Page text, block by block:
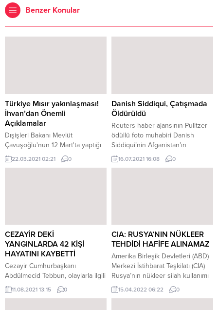
Benzer Konular
Türkiye Mısır yakınlaşması!
İhvan’dan Önemli
Açıklamalar
Dışişleri Bakanı Mevlüt
Çavuşoğlu'nun 12 Mart'ta yaptığı
"Mısır ile hem istihbarat
düzeyinde hem de dışişleri
Mubasher televizyonuna konuşan
Müslüman Kardeşler Teşkilatı
(İhvan) Rehberlik Konseyi Başkan
Vekili İbrahim Munir, konuyla ilgili
değerlendirmelerde bulundu.
TÜRKİYE DÜRÜST VE...
22.03.2021 02:21 0
Danish Siddiqui, Çatışmada
Öldürüldü
Reuters haber ajansının Pulitzer
ödüllü foto muhabiri Danish
Siddiqui’nin Afganistan’ın
Kandahar ilinde Taliban askerleri
ile güvenlik güçleri arasında
Kong protestoları ve Nepal
depremleri başta olmak üzere,
birçok olayı objektifinden
dünyayla paylaştı. Bir Afgan...
16.07.2021 16:08 0
CEZAYİR DEKİ
YANGINLARDA 42 KİŞİ
HAYATINI KAYBETTİ
Cezayir Cumhurbaşkanı
Abdülmecid Tebbun, olaylarla ilgili
yaptığı yazılı açıklamada ise,
"Bejaia ve Tizi Ouzou dağlarında
11.08.2021 13:15 0
CIA: RUSYA’NIN NÜKLEER
TEHDİDİ HAFİFE ALINAMAZ
Amerika Birleşik Devletleri (ABD)
Merkezi İstihbarat Teşkilatı (CIA)
Rusya’nın nükleer silah kullanımı
tehdidinin hafife alınamayacağını
ancak CIA’in bu endişeyi
15.04.2022 06:22 0